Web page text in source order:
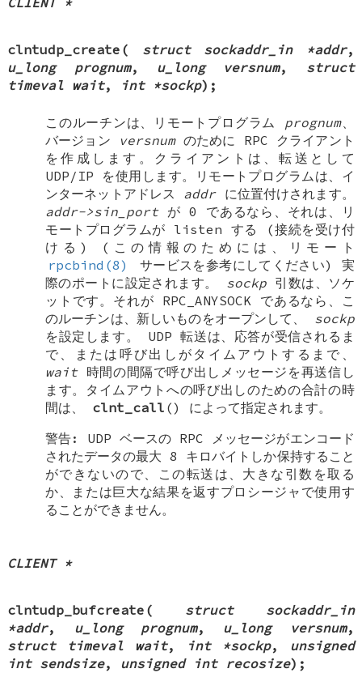
clntudp_create ( struct sockaddr_in *addr,
u_long prognum, u_long versnum, struct
timeval wait, int *sockp);
このルーチンは、リモートプログラム prognum、
バージョン
versnumのために RPC クライアント
を作成します。クライアントは、転送として
UDP/IP を使用します。リモートプログラムは、イ
ンターネットアドレス addrに位置付けされます。
addr->sin_portが 0 であるなら、それは、リ
モートプログラムが listen する (接続を受け付
ける) (この情報のためには、リモート
rpcbind(8)
サービスを参考にしてください) 実
際のポートに設定されます。 sockp 引数は、ソケ
ットです。それが RPC_ANYSOCK であるなら、こ
のルーチンは、新しいものをオープンして、 sockp
を設定します。 UDP 転送は、応答が受信されるま
で、または呼び出しがタイムアウトするまで、
wait時間の間隔で呼び出しメッセージを再送信し
ます。タイムアウトへの呼び出しのための合計の時
間は、 clnt_call () によって指定されます。
警告: UDP ベースの RPC メッセージがエンコード
されたデータの最大 8 キロバイトしか保持すること
ができないので、この転送は、大きな引数を取る
か、または巨大な結果を返すプロシージャで使用す
ることができません。
CLIENT *
clntudp_bufcreate ( struct sockaddr_in
*addr, u_long prognum, u_long versnum,
struct timeval wait, int *sockp, unsigned
int sendsize, unsigned int recosize);